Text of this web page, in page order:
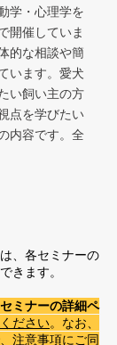
学・心理学を
開催していま
的な相談や簡
います。愛犬
い飼い主の方
点を学びたい
内容です。全
、各セミナーの
きます。
ミナーの詳細ペ
ださい。なお、
注意事項にご同